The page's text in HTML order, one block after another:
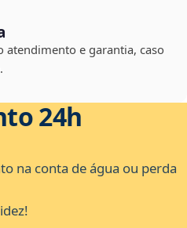
atendimento e garantia, caso
24h
na conta de água ou perda